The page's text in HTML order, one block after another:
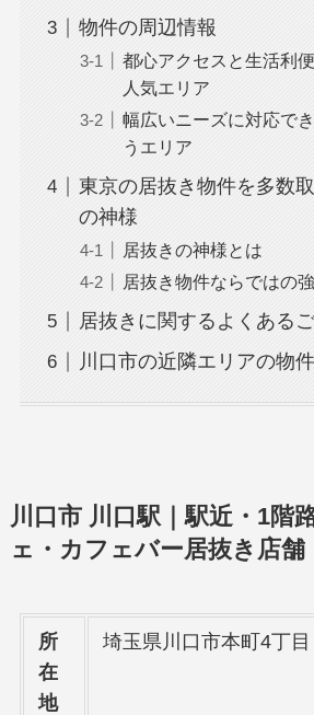
物件の周辺情報
都心アクセスと生活利
人気エリア
幅広いニーズに対応で
うエリア
東京の居抜き物件を多数
の神様
居抜きの神様とは
居抜き物件ならではの
居抜きに関するよくある
川口市の近隣エリアの物件
川口市 川口駅｜駅近・1階
ェ・カフェバー居抜き店舗
所
在
地
埼玉県川口市本町4丁目